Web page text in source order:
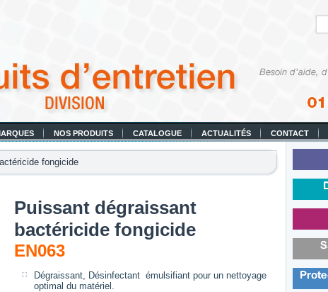
NOS PRODUITS CATALOGUE ACTUALITÉS CONTACT
fongicide
Puissant dégraissant
bactéricide fongicide
EN063
Dégraissant, Désinfectant émulsifiant pour un nettoyage
optimal du matériel.